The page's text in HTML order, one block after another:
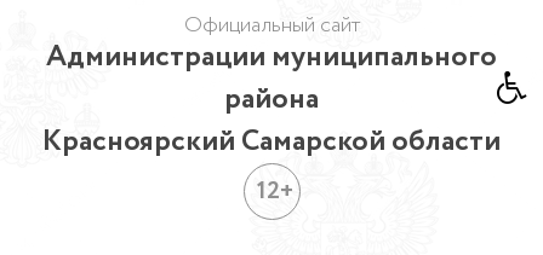
Официальный сайт
Администрации муниципального
района
Красноярский Самарской области
12+